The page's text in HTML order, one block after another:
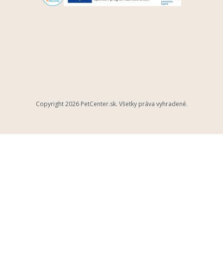
Copyright 2026 PetCenter.sk. Všetky práva vyhradené.